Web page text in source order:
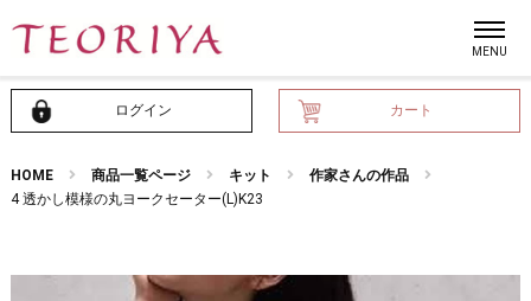
ログイン カート
HOME 商品一覧ページ キット
作家さんの作品
4 透かし模様の丸ヨークセーター(L)K23